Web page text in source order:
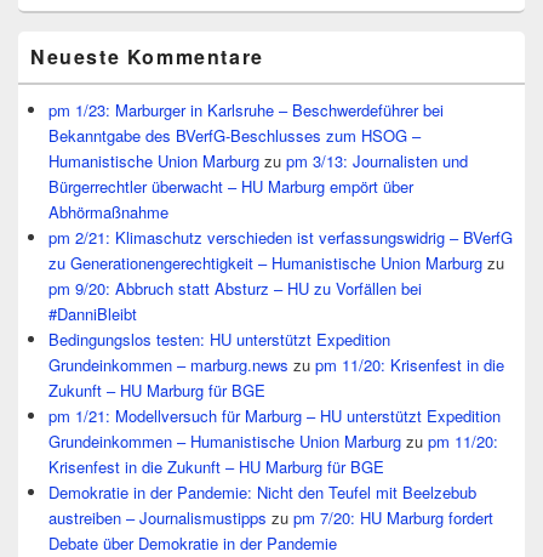
Neueste Kommentare
pm 1/23: Marburger in Karlsruhe – Beschwerdeführer bei
Bekanntgabe des BVerfG-Beschlusses zum HSOG –
Humanistische Union Marburg zu pm 3/13: Journalisten und
Bürgerrechtler überwacht – HU Marburg empört über
Abhörmaßnahme
pm 2/21: Klimaschutz verschieden ist verfassungswidrig – BVerfG
zu Generationengerechtigkeit – Humanistische Union Marburg zu
pm 9/20: Abbruch statt Absturz – HU zu Vorfällen bei
#DanniBleibt
Bedingungslos testen: HU unterstützt Expedition
Grundeinkommen – marburg.news zu pm 11/20: Krisenfest in die
Zukunft – HU Marburg für BGE
pm 1/21: Modellversuch für Marburg – HU unterstützt Expedition
Grundeinkommen – Humanistische Union Marburg zu pm 11/20:
Krisenfest in die Zukunft – HU Marburg für BGE
Demokratie in der Pandemie: Nicht den Teufel mit Beelzebub
austreiben – Journalismustipps zu pm 7/20: HU Marburg fordert
Debate über Demokratie in der Pandemie